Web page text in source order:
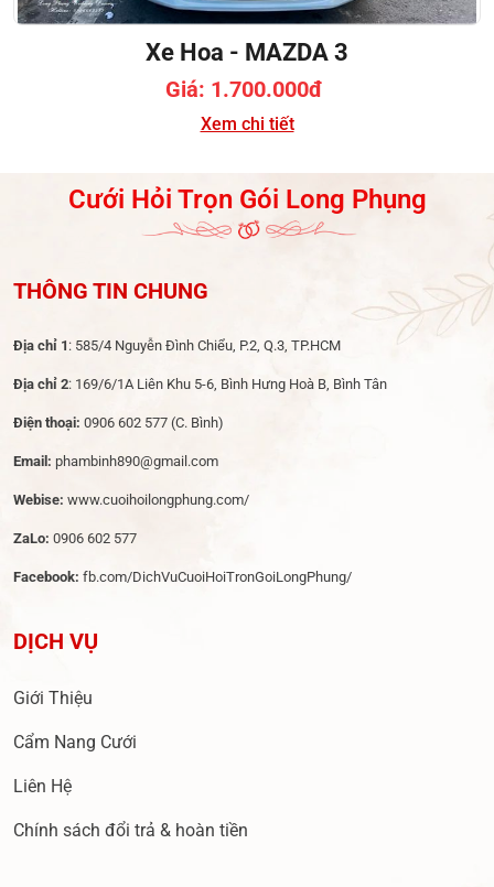
Xe Hoa - MAZDA 3
Giá: 1.700.000đ
Xem chi tiết
Cưới Hỏi Trọn Gói Long Phụng
THÔNG TIN CHUNG
Địa chỉ 1 : 585/4 Nguyễn Đình Chiểu, P.2, Q.3, TP.HCM
Địa chỉ 2: 169/6/1A Liên Khu 5-6, Bình Hưng Hoà B, Bình Tân
Điện thoại: 0906 602 577 (C. Bình)
Email: phambinh890@gmail.com
Webise: www.cuoihoilongphung.com/
ZaLo: 0906 602 577
Facebook: fb.com/DichVuCuoiHoiTronGoiLongPhung/
DỊCH VỤ
Giới Thiệu
Cẩm Nang Cưới
Liên Hệ
Chính sách đổi trả & hoàn tiền